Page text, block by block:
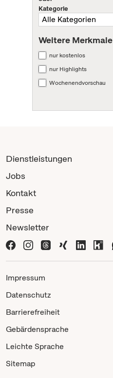
Kategorie
Weitere Merkmale
nur kostenlos
nur Highlights
Wochenendvorschau
Dienstleistungen
Jobs
Kontakt
Presse
Newsletter
Impressum
Datenschutz
Barrierefreiheit
Gebärdensprache
Leichte Sprache
Sitemap